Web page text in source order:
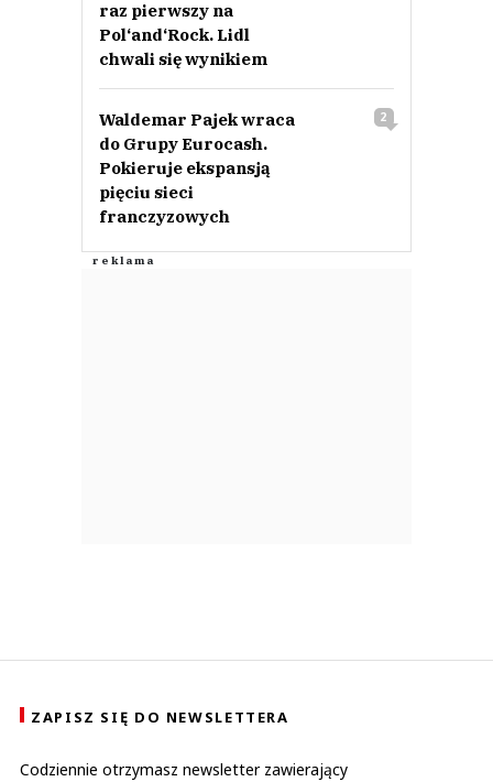
raz pierwszy na
Pol‘and‘Rock. Lidl
chwali się wynikiem
Waldemar Pajek wraca
do Grupy Eurocash.
Pokieruje ekspansją
pięciu sieci
franczyzowych
2
ZAPISZ SIĘ DO NEWSLETTERA
Codziennie otrzymasz newsletter zawierający